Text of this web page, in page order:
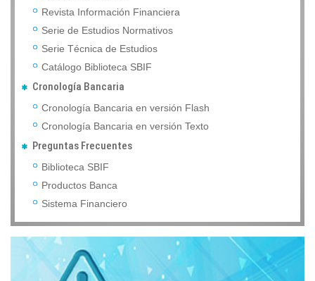
Revista Información Financiera
Serie de Estudios Normativos
Serie Técnica de Estudios
Catálogo Biblioteca SBIF
Cronología Bancaria
Cronología Bancaria en versión Flash
Cronología Bancaria en versión Texto
Preguntas Frecuentes
Biblioteca SBIF
Productos Banca
Sistema Financiero